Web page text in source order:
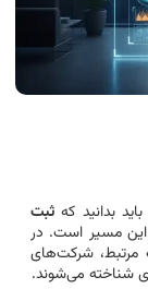
بدانید که ثبت
مسیر است. در
مرتبط، شرکت‌های
شناخته می‌شوند.